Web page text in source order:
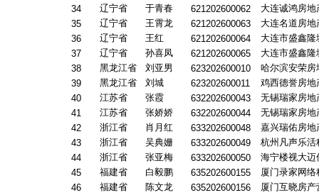
34
辽宁省 于青春 621202600062
大连诚鸿房
35
辽宁省 王霄龙 621202600063
大连名道房
36
辽宁省 王红 621202600064
大连市盛鑫
37
辽宁省 孙喜凤 621202600065
大连市盛鑫
38
黑龙江省 刘亚男 623202600010
哈尔滨安荣房
39
黑龙江省 刘城 623202600011
鸡西德誉房地
40
江苏省 张霞 632202600043
无锡瑞家房地
41
江苏省 张娇娇 632202600044
无锡瑞家房地
42
浙江省 肖月红 633202600048
嘉兴瑞佑房地
43
浙江省 吴典姗 633202600049
杭州凡声乐活
44
浙江省 张亚梅 633202600050
海宁楼视大迈
45
福建省 白毅鹏 635202600155
厦门录家网
46
福建省 陈文龙 635202600156
厦门互晓房